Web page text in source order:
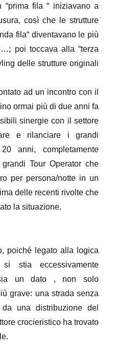
fila “ iniziavano a
così che le strutture
fila“ diventavano le più
poi toccava alla “terza
delle strutture originali
ad un incontro con il
ormai più di due anni fa
sinergie con il settore
e rilanciare i grandi
anni, completamente
Tour Operator che
per persona/notte in un
delle recenti rivolte che
la situazione.
poiché legato alla logica
stia eccessivamente
un dato , non solo
grave: una strada senza
una distribuzione del
crocieristico ha trovato